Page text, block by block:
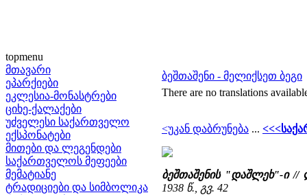
topmenu
მთავარი
ეპარქიები
ეკლესია-მონასტრები
ციხე-ქალაქები
უძველესი საქართველო
ექსპონატები
მითები და ლეგენდები
საქართველოს მეფეები
მემატიანე
ტრადიციები და სიმბოლიკა
ბეშთაშენი - მელიქსეთ ბეგი
There are no translations
<უკან დაბრუნება ...
ბეშთაშენის "დაშლეხ"-ი
1938 წ., გვ. 42